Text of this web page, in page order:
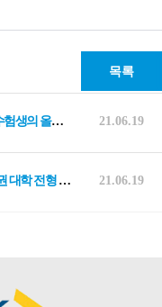
목록
불안한 3~4등급 수험생의 올해 대입 전략은? 21.06.19
2022학년도 서울권 대학 전형 및 학과별 면접일정 21.06.19